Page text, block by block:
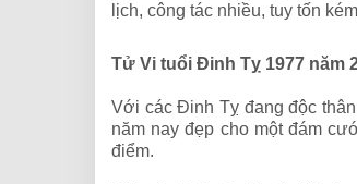
lịch, công tác nhiều, tuy tốn
Tử Vi tuổi Đinh Tỵ 1977 năm
Với các Đinh Tỵ đang độc
năm nay đẹp cho một đám
điểm.